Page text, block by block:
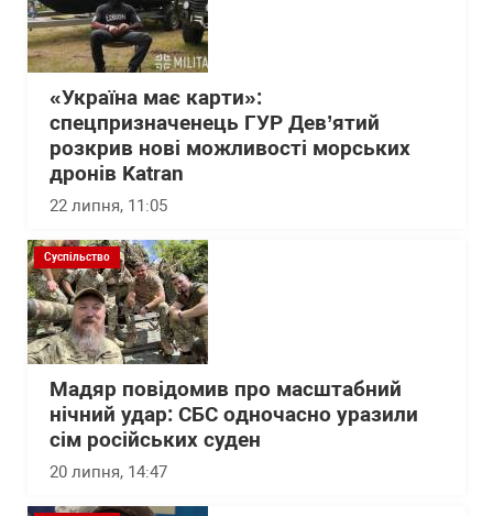
«Україна має карти»:
спецпризначенець ГУР Дев’ятий
розкрив нові можливості морських
дронів Katran
22 липня, 11:05
Суспільство
Мадяр повідомив про масштабний
нічний удар: СБС одночасно уразили
сім російських суден
20 липня, 14:47